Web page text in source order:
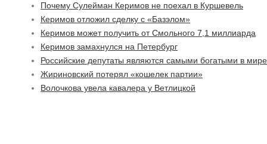
Почему Сулейман Керимов не поехал в Куршевель
Керимов отложил сделку с «Базэлом»
Керимов может получить от Смольного 7,1 миллиарда
Керимов замахнулся на Петербург
Российские депутаты являются самыми богатыми в мире
Жириновский потерял «кошелек партии»
Волочкова увела кавалера у Ветлицкой